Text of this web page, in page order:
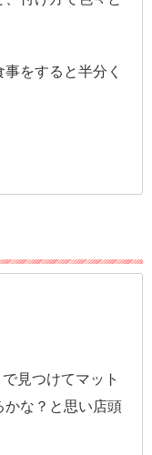
をすると半分く
見つけてマット
かな？と思い店頭